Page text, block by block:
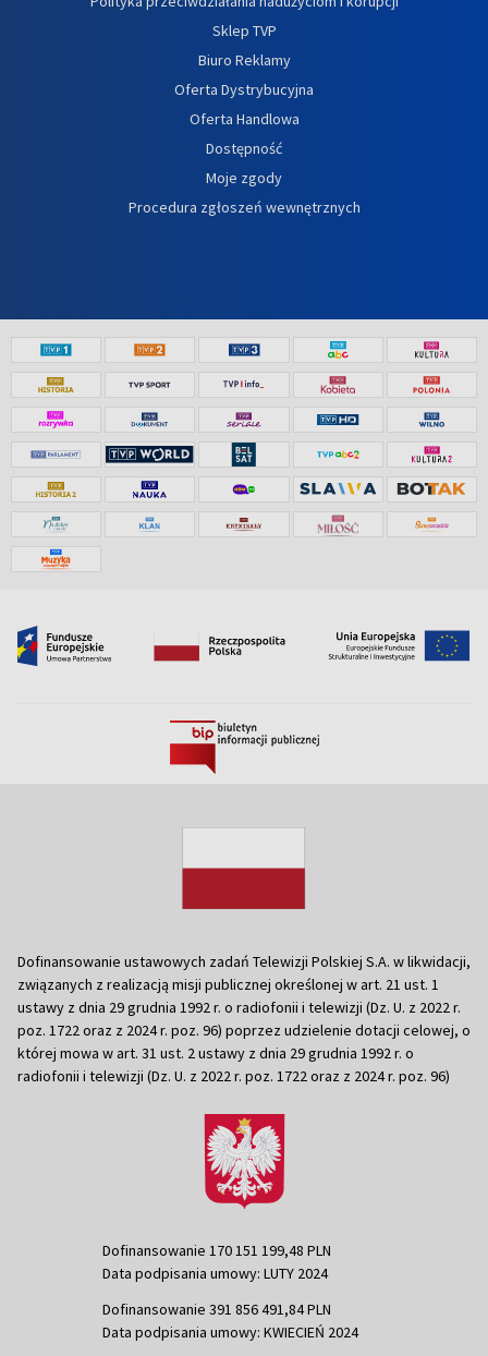
Sklep TVP
Biuro Reklamy
Oferta Dystrybucyjna
Oferta Handlowa
Dostępność
Moje zgody
Procedura zgłoszeń wewnętrznych
Dofinansowanie ustawowych zadań Telewizji Polskiej S.A. w likwidacji,
związanych z realizacją misji publicznej określonej w art. 21 ust. 1
ustawy z dnia 29 grudnia 1992 r. o radiofonii i telewizji (Dz. U. z 2022 r.
poz. 1722 oraz z 2024 r. poz. 96) poprzez udzielenie dotacji celowej, o
której mowa w art. 31 ust. 2 ustawy z dnia 29 grudnia 1992 r. o
radiofonii i telewizji (Dz. U. z 2022 r. poz. 1722 oraz z 2024 r. poz. 96)
Dofinansowanie 170 151 199,48 PLN
Data podpisania umowy: LUTY 2024
Dofinansowanie 391 856 491,84 PLN
Data podpisania umowy: KWIECIEŃ 2024